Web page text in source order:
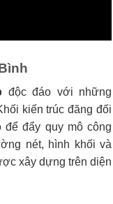
độc đáo với những
kiến trúc đăng đối
đẩy quy mô công
nét, hình khối và
xây dựng trên diện